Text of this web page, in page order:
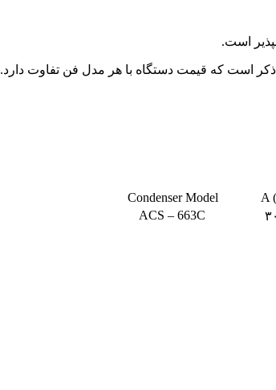
است.
است که قیمت دستگاه با هر مدل فن تفاوت دارد.